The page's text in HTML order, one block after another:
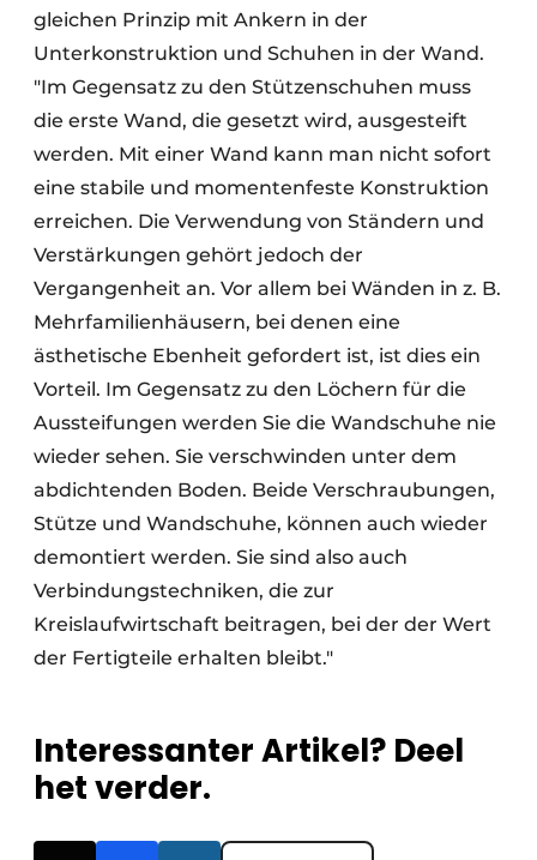
gleichen Prinzip mit Ankern in der
Unterkonstruktion und Schuhen in der Wand.
"Im Gegensatz zu den Stützenschuhen muss
die erste Wand, die gesetzt wird, ausgesteift
werden. Mit einer Wand kann man nicht sofort
eine stabile und momentenfeste Konstruktion
erreichen. Die Verwendung von Ständern und
Verstärkungen gehört jedoch der
Vergangenheit an. Vor allem bei Wänden in z. B.
Mehrfamilienhäusern, bei denen eine
ästhetische Ebenheit gefordert ist, ist dies ein
Vorteil. Im Gegensatz zu den Löchern für die
Aussteifungen werden Sie die Wandschuhe nie
wieder sehen. Sie verschwinden unter dem
abdichtenden Boden. Beide Verschraubungen,
Stütze und Wandschuhe, können auch wieder
demontiert werden. Sie sind also auch
Verbindungstechniken, die zur
Kreislaufwirtschaft beitragen, bei der der Wert
der Fertigteile erhalten bleibt."
Interessanter Artikel? Deel
het verder.